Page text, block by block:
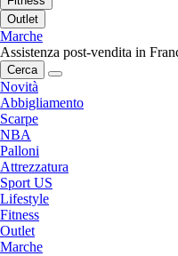
Outlet
Marche
Assistenza post-vendita in
Cerca
Novità
Abbigliamento
Scarpe
NBA
Palloni
Attrezzatura
Sport US
Lifestyle
Fitness
Outlet
Marche